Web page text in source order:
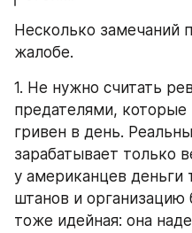
Несколько замечаний
жалобе.
1. Не нужно считать
предателями,
гривен в день.
зарабатывает только
у американцев деньги
штанов и организацию
тоже идейная: она